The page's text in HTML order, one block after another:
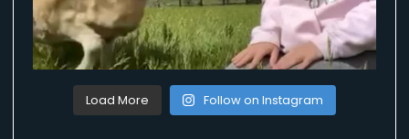
Load More Follow on Instagram